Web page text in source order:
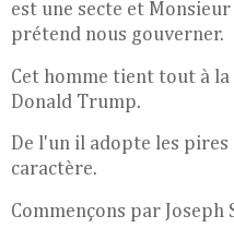
est une secte et
prétend nous gouverner.
Cet homme tient tout à la
Donald Trump.
De l'un il adopte les
caractère.
Commençons par Joseph